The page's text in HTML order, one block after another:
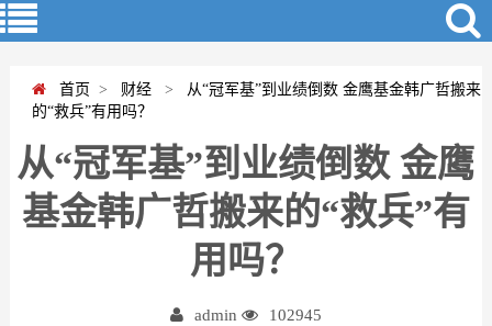
首页 > 财经 >
从“冠军基”到业绩倒数 金鹰基金韩广哲搬来
的“救兵”有用吗？
从“冠军基”到业绩倒数 金鹰
基金韩广哲搬来的“救兵”有
用吗？
admin 102945